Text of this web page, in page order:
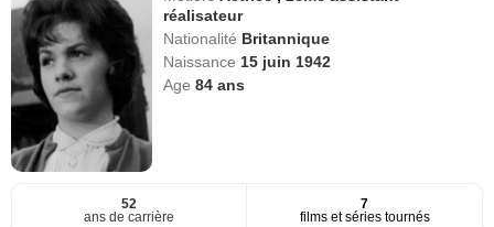
réalisateur
Nationalité Britannique
Naissance 15 juin 1942
Age84 ans
52
ans de carrière
7
films et séries tournés